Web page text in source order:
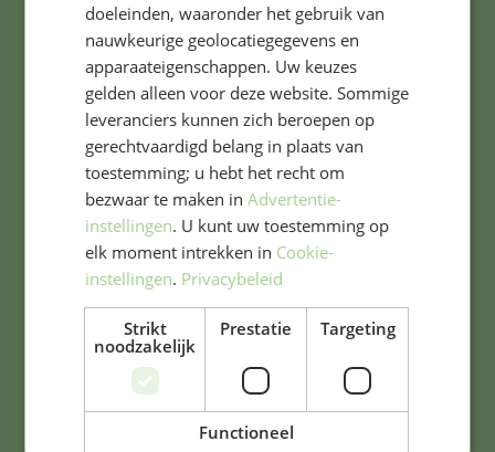
Belangrijke documenten
Schoolgids 2025-2026
Bijlage schoolgids 2025-2026
TWijs pagina's
Privacy Statement
Wijzig uw cookievoorkeuren
doeleinden, waaronder het gebruik van
nauwkeurige geolocatiegegevens en
apparaateigenschappen. Uw keuzes
gelden alleen voor deze website. Sommige
leveranciers kunnen zich beroepen op
gerechtvaardigd belang in plaats van
toestemming; u hebt het recht om
bezwaar te maken inAdvertentie-
instellingen. U kunt uw toestemming op
elk moment intrekken in Cookie-
instellingen. Privacybeleid
Strikt
noodzakelijk
Prestatie Targeting
Functioneel